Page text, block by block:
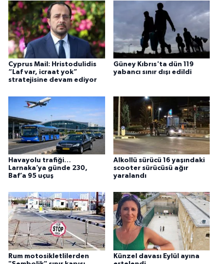
Cyprus Mail: Hristodulidis
“Laf var, icraat yok”
stratejisine devam ediyor
Güney Kıbrıs'ta dün 119
yabancı sınır dışı edildi
Havayolu trafiği…
Larnaka’ya günde 230,
Baf’a 95 uçuş
Alkollü sürücü 16 yaşındaki
scooter sürücüsü ağır
yaralandı
Rum motosikletlilerden
Künzel davası Eylül ayına